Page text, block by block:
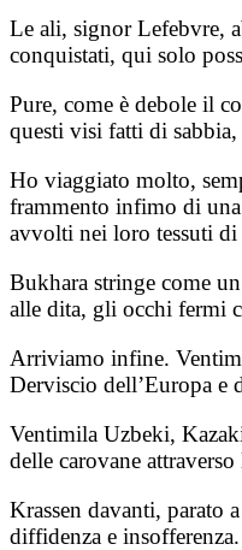
Le ali, signor Lefebvre,
conquistati, qui solo
Pure, come è debole il
questi visi fatti di
Ho viaggiato molto,
frammento infimo di
avvolti nei loro tessuti di
Bukhara stringe come
alle dita, gli occhi fermi
Arriviamo infine.
Derviscio dell’Europa e
Ventimila Uzbeki,
delle carovane
Krassen davanti, parato
diffidenza e